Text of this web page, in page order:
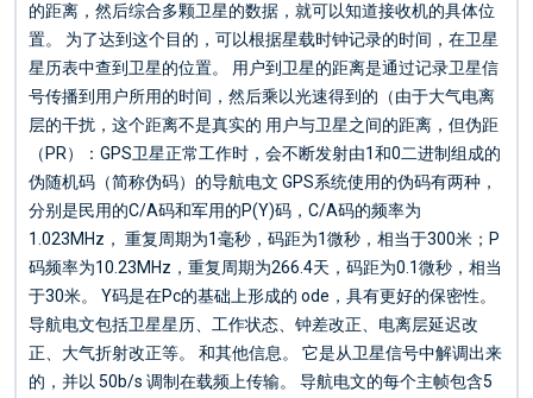
的距离，然后综合多颗卫星的数据，就可以知道接收机的具体位
置。 为了达到这个目的，可以根据星载时钟记录的时间，在卫星
星历表中查到卫星的位置。 用户到卫星的距离是通过记录卫星信
号传播到用户所用的时间，然后乘以光速得到的（由于大气电离
层的干扰，这个距离不是真实的 用户与卫星之间的距离，但伪距
（PR）：GPS卫星正常工作时，会不断发射由1和0二进制组成的
伪随机码（简称伪码）的导航电文 GPS系统使用的伪码有两种，
分别是民用的C/A码和军用的P(Y)码，C/A码的频率为
1.023MHz， 重复周期为1毫秒，码距为1微秒，相当于300米；P
码频率为10.23MHz，重复周期为266.4天，码距为0.1微秒，相当
于30米。 Y码是在Pc的基础上形成的 ode，具有更好的保密性。
导航电文包括卫星星历、工作状态、钟差改正、电离层延迟改
正、大气折射改正等。 和其他信息。 它是从卫星信号中解调出来
的，并以 50b/s 调制在载频上传输。 导航电文的每个主帧包含5